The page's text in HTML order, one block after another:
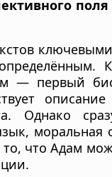
— первый
Однако
моральная
что Адам